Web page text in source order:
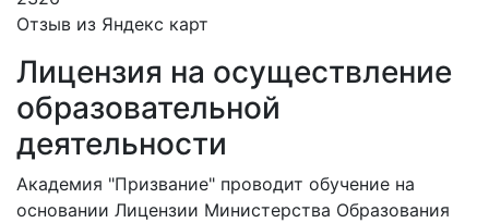
Отзыв из Яндекс карт
Лицензия на осуществление
образовательной
деятельности
Академия "Призвание" проводит обучение на
основании Лицензии Министерства Образования